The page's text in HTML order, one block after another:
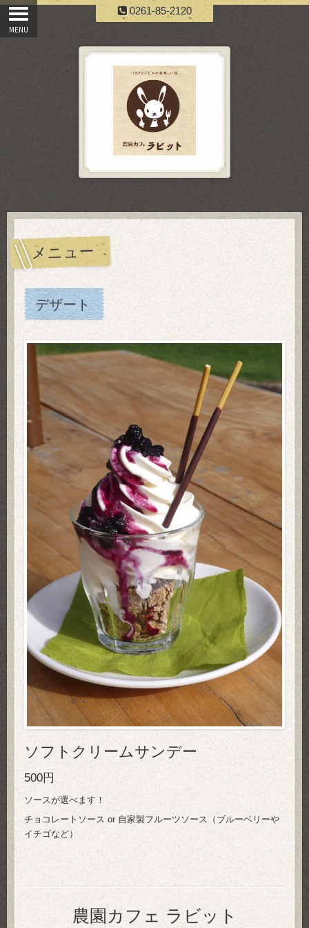
0261-85-2120
メニュー
デザート
ソフトクリームサンデー
500円
ソースが選べます！
チョコレートソース or 自家製フルーツソース（ブルーベリーや
イチゴなど）
農園カフェ ラビット